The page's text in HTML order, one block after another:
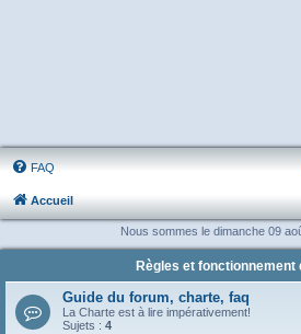
FAQ
Accueil
Nous sommes le dimanche 09
Règles et fonctionnement
Guide du forum, charte, faq
La Charte est à lire impérativement!
Sujets : 4